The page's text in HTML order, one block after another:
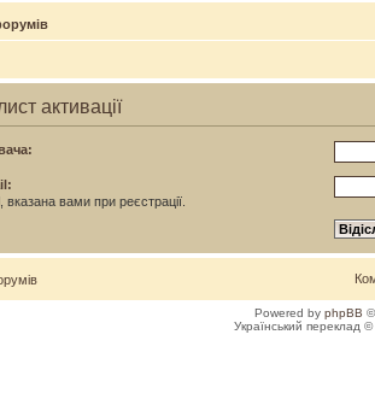
активації
вами при реєстрації.
Powered by phpBB
Український переклад